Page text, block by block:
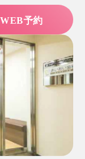
WEB予約